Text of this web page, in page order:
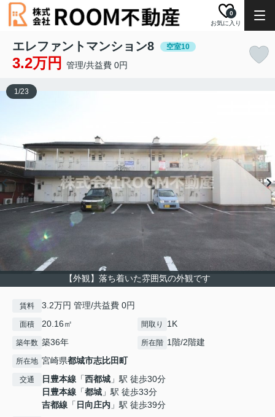
お気に入り
0
エレファントマンション8 空室10
3.2万円 管理/共益費 0円
【外観】落ち着いた雰囲気の外観です
1/23
賃料 3.2万円 管理/共益費 0円
面積 20.16㎡ 間取り 1K
築年数 築36年 所在階 1階/2階建
所在地 宮崎県都城市志比田町
交通 日豊本線 「西都城 」駅 徒歩30分
日豊本線 「都城 」駅 徒歩33分
吉都線 「 日向庄内 」駅 徒歩39分